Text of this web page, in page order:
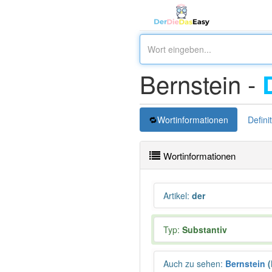
Bernstein -
Wortinformationen
Wortinformationen
Artikel: der
Typ: Substantiv
Auch zu sehen: Bernstein